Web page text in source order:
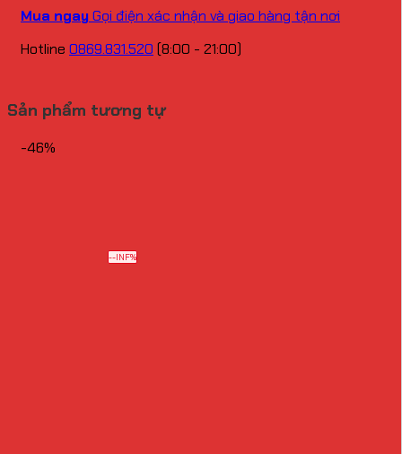
từ
65.000 ₫
đến
Mua ngayGọi điện xác nhận và giao hàng tận nơi
Hotline 0869.831.520 (8:00 - 21:00)
Sản phẩm tương tự
-46%
--INF%